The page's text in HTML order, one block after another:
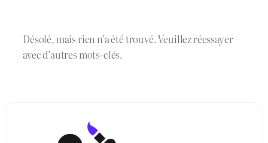
Désolé, mais rien n’a été trouvé. Veuillez réessayer
avec d’autres mots-clés.